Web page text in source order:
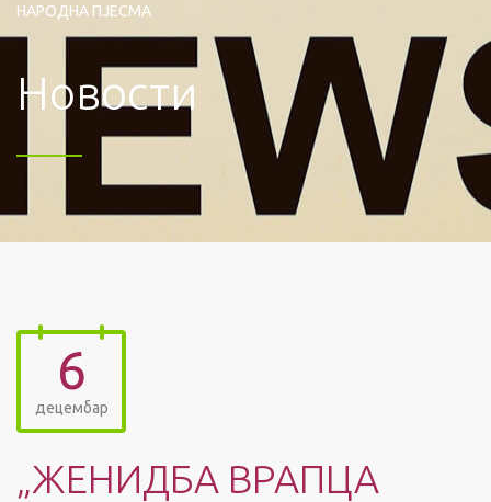
НАРОДНА ПЈЕСМА
Новости
6
децембар
„ЖЕНИДБА ВРАПЦА